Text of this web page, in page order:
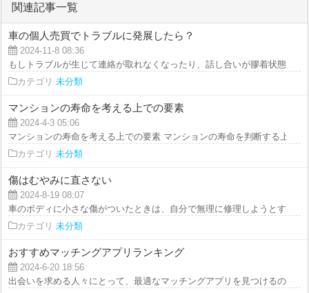
関連記事一覧
車の個人売買でトラブルに発展したら？
2024-11-8 08:36
もしトラブルが生じて連絡が取れなくなったり、話し合いが膠着状態にな
カテゴリ 未分類
マンションの寿命を考える上での要素
2024-4-3 05:06
マンションの寿命を考える上での要素 マンションの寿命を判断する上で
カテゴリ 未分類
傷はむやみに直さない
2024-8-19 08:07
車のボディに小さな傷がついたときは、自分で無理に修理しようとする必
カテゴリ 未分類
おすすめマッチングアプリランキング
2024-6-20 18:56
出会いを求める人々にとって、最適なマッチングアプリを見つけるのは重